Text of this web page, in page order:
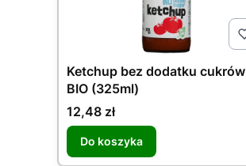
Ketchup bez dodatku cukrów
BIO (325ml)
Cena
12,48 zł
Do koszyka